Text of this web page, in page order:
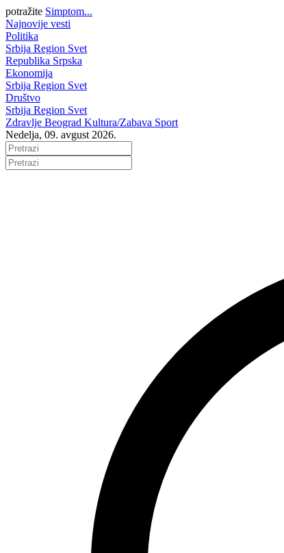
potražite Simptom...
Najnovije vesti
Politika
Srbija Region Svet
Republika Srpska
Ekonomija
Srbija Region Svet
Društvo
Srbija Region Svet
Zdravlje Beograd Kultura/Zabava Sport
Nedelja, 09. avgust 2026.